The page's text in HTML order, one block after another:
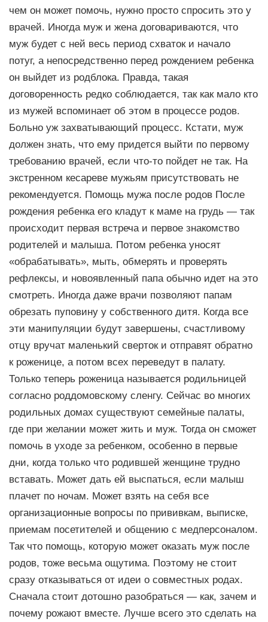
чем он может помочь, нужно просто спросить это у
врачей. Иногда муж и жена договариваются, что
муж будет с ней весь период схваток и начало
потуг, а непосредственно перед рождением ребенка
он выйдет из родблока. Правда, такая
договоренность редко соблюдается, так как мало кто
из мужей вспоминает об этом в процессе родов.
Больно уж захватывающий процесс. Кстати, муж
должен знать, что ему придется выйти по первому
требованию врачей, если что-то пойдет не так. На
экстренном кесареве мужьям присутствовать не
рекомендуется. Помощь мужа после родов После
рождения ребенка его кладут к маме на грудь — так
происходит первая встреча и первое знакомство
родителей и малыша. Потом ребенка уносят
«обрабатывать», мыть, обмерять и проверять
рефлексы, и новоявленный папа обычно идет на это
смотреть. Иногда даже врачи позволяют папам
обрезать пуповину у собственного дитя. Когда все
эти манипуляции будут завершены, счастливому
отцу вручат маленький сверток и отправят обратно
к роженице, а потом всех переведут в палату.
Только теперь роженица называется родильницей
согласно роддомовскому сленгу. Сейчас во многих
родильных домах существуют семейные палаты,
где при желании может жить и муж. Тогда он сможет
помочь в уходе за ребенком, особенно в первые
дни, когда только что родившей женщине трудно
вставать. Может дать ей выспаться, если малыш
плачет по ночам. Может взять на себя все
организационные вопросы по прививкам, выписке,
приемам посетителей и общению с медперсоналом.
Так что помощь, которую может оказать муж после
родов, тоже весьма ощутима. Поэтому не стоит
сразу отказываться от идеи о совместных родах.
Сначала стоит дотошно разобраться — как, зачем и
почему рожают вместе. Лучше всего это сделать на